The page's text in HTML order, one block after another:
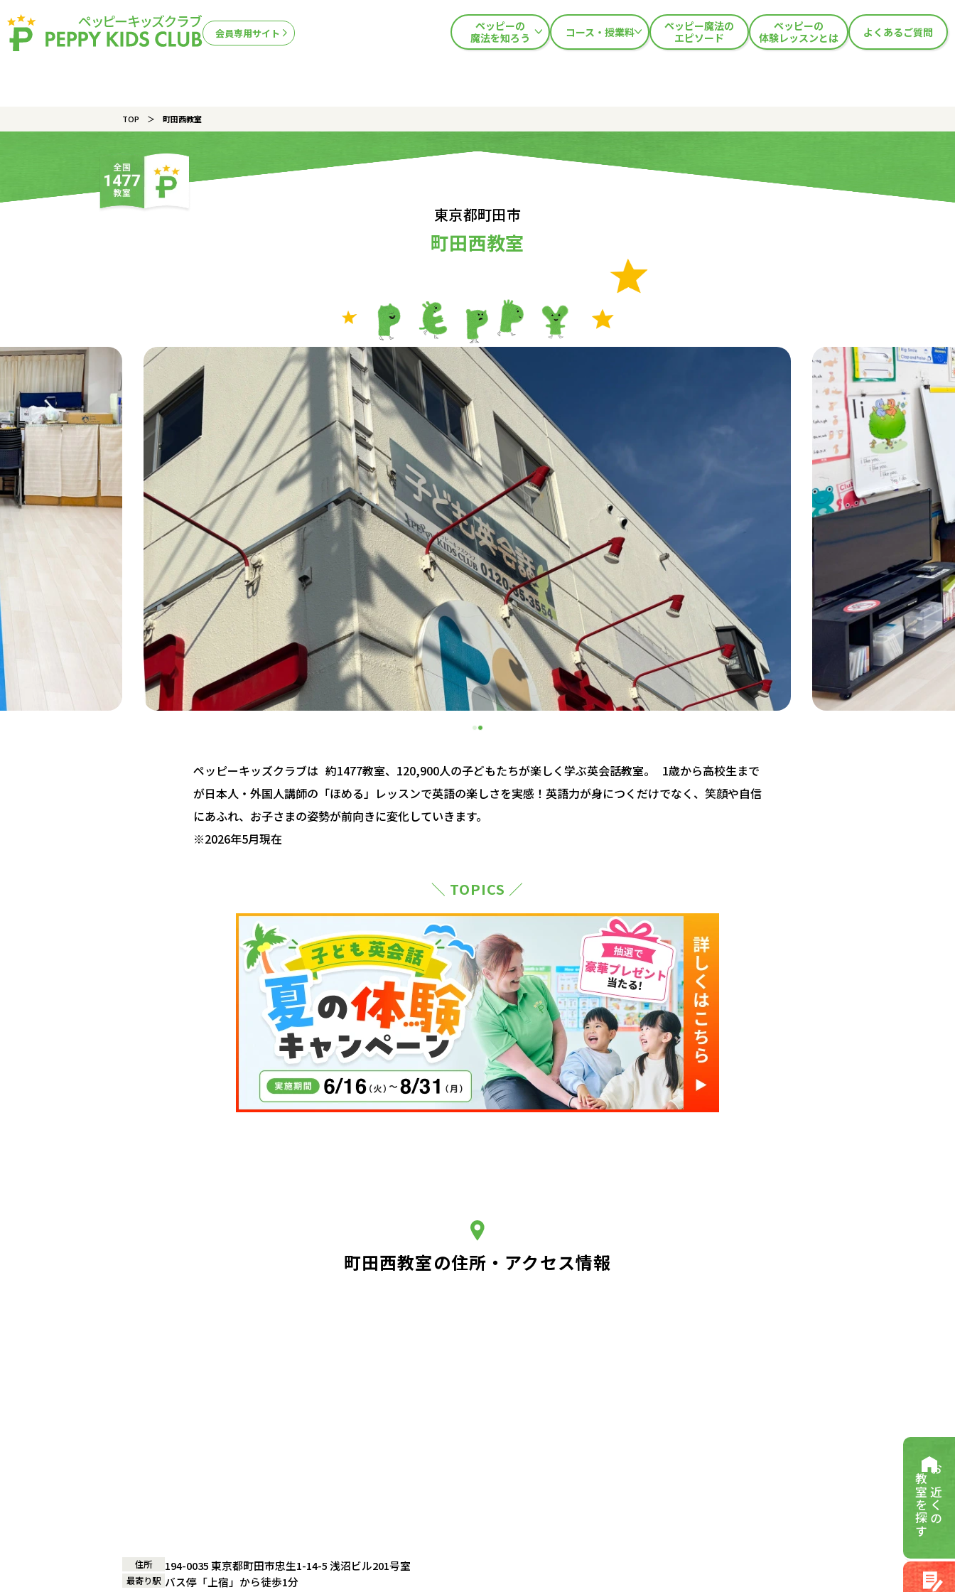
会員専用サイト
ペッピーの
魔法を知ろう
コース・授業料
ペッピー魔法の
エピソード
ペッピーの
体験レッスンとは
よくあるご質問
TOP 町田西教室
東京都町田市
町田西教室
ペッピーキッズクラブは 約1477教室、120,900人の子どもたちが楽しく学ぶ英会話教室。 1歳から高校生まで
が日本人・外国人講師の「ほめる」レッスンで英語の楽しさを実感！英語力が身につくだけでなく、笑顔や自信
にあふれ、お子さまの姿勢が前向きに変化していきます。
※2026年5月現在
＼ TOPICS ／
町田西教室の住所・アクセス情報
住所 194-0035 東京都町田市忠生1-14-5 浅沼ビル201号室
最寄り駅 バス停「上宿」から徒歩1分
お近くの
教室を探す